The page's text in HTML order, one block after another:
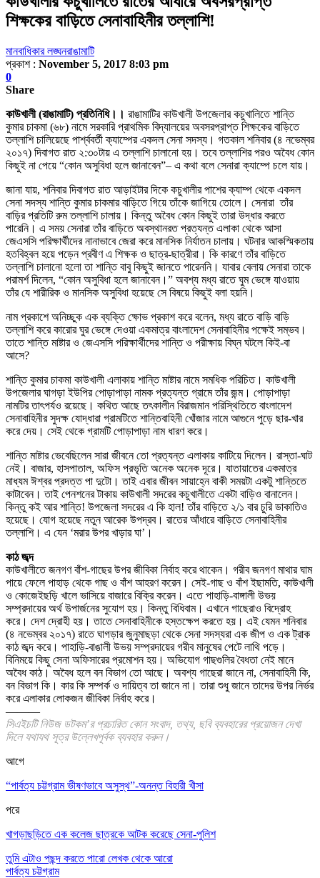
শিক্ষকের বাড়িতে সেনাবাহিনীর তল্লাশি!
মানবাধিকার লঙ্ঘনরাঙামাটি
প্রকাশ : November 5, 2017 8:03 pm
0
Share
কাউখালী (রাঙামাটি) প্রতিনিধি।। রাঙামাটির কাউখালী উপজেলার কচুখালিতে শান্তি
কুমার চাকমা (৬৮) নামে সরকারি প্রাথমিক বিদ্যালয়ের অবসরপ্রাপ্ত শিক্ষকের বাড়িতে
তল্লাশি চালিয়েছে পার্শ্ববর্তী ক্যাম্পের একদল সেনা সদস্য। গতকাল শনিবার (৪ নভেম্বর
২০১৭) দিবাগত রাত ২:৩০টায় এ তল্লাশি চালানো হয়। তবে তল্লাশির পরও অবৈধ কোন
কিছুই না পেয়ে “কোন অসুবিধা হলে জানাবেন”– এ কথা বলে সেনারা ক্যাম্পে চলে যায়।
জানা যায়, শনিবার দিবাগত রাত আড়াইটার দিকে কচুখালীর পাশের ক্যাম্প থেকে একদল
সেনা সদস্য শান্তি কুমার চাকমার বাড়িতে গিয়ে তাঁকে জাগিয়ে তোলে। সেনারা তাঁর
বাড়ির প্রতিটি রুম তল্লাশি চালায়। কিন্তু অবৈধ কোন কিছুই তারা উদ্ধার করতে
পারেনি। এ সময় সেনারা তাঁর বাড়িতে অবস্থানরত প্রত্যন্ত এলাকা থেকে আসা
জেএসসি পরিক্ষার্থীদের নানাভাবে জেরা করে মানসিক নির্যাতন চালায়। ঘটনার আকস্মিকতায়
হতবিহ্বল হয়ে পড়েন প্রবীণ এ শিক্ষক ও ছাত্র-ছাত্রীরা। কি কারণে তাঁর বাড়িতে
তল্লাশি চালানো হলো তা শান্তি বাবু কিছুই জানতে পারেননি। যাবার বেলায় সেনারা তাকে
পরামর্শ দিলেন, “কোন অসুবিধা হলে জানাবেন।” অবশ্য মধ্য রাতে ঘুম ভেঙ্গে যাওয়ায়
তাঁর যে শারীরিক ও মানসিক অসুবিধা হয়েছে সে বিষয়ে কিছুই বলা হয়নি।
নাম প্রকাশে অনিচ্ছুক এক ব্যক্তি ক্ষোভ প্রকাশ করে বলেন, মধ্য রাতে বাড়ি বাড়ি
তল্লাশি করে কারোর ঘুর ভেঙ্গে দেওয়া একমাত্র বাংলাদেশ সেনাবাহিনীর পক্ষেই সম্ভব।
তাতে শান্তি মাষ্টার ও জেএসসি পরিক্ষার্থীদের শান্তি ও পরীক্ষায় বিঘ্ন ঘটলে কিই-বা
আসে?
শান্তি কুমার চাকমা কাউখালী এলাকায় শান্তি মাষ্টার নামে সমধিক পরিচিত। কাউখালী
উপজেলার ঘাগড়া ইউপির পোড়াপাড়া নামক প্রত্যন্ত গ্রামে তাঁর জন্ম। পোড়াপাড়া
নামটির তাৎপর্যও রয়েছে। কথিত আছে তৎকালীন বিরাজমান পরিস্থিতিতে বাংলাদেশ
সেনাবাহিনীর সুদক্ষ যোদ্ধারা গ্রামটিতে শান্তিবাহিনী খোঁজার নামে আগুনে পুড়ে ছার-খার
করে দেয়। সেই থেকে গ্রামটি পোড়াপাড়া নাম ধারণ করে।
শান্তি মাষ্টার ভেবেছিলেন সারা জীবনে তো প্রত্যন্ত এলাকায় কাটিয়ে দিলেন। রাস্তা-ঘাট
নেই। বাজার, হাসপাতাল, অফিস প্রভৃতি অনেক অনেক দূরে। যাতায়াতের একমাত্র
মাধ্যম ঈশ্বর প্রদত্ত পা দুটো। তাই এবার জীবন সায়াহ্নে বাকী সময়টা একটু শান্তিতে
কাটাবেন। তাই পেনশনের টাকায় কাউখালী সদরের কচুখালীতে একটা বাড়িও বানালেন।
কিন্তু কই আর শান্তি! উপজেলা সদরের এ কি হাল! তাঁর বাড়িতে ২/১ বার চুরি ডাকাতিও
হয়েছে। যোগ হয়েছে নতুন আরেক উপদ্রব। রাতের আঁধারে বাড়িতে সেনাবাহিনীর
তল্লাশি। এ যেন ‘মরার উপর খাড়ার ঘা’।
কাঠ জব্দ
কাউখালীতে জনগণ বাঁশ-গাছের উপর জীবিকা নির্বাহ করে থাকেন। গরীব জনগণ মাথার ঘাম
পায়ে ফেলে পাহাড় থেকে গাছ ও বাঁশ আহরণ করেন। সেই-গাছ ও বাঁশ ইছামতি, কাউখালী
ও কোজেইছড়ি খালে ভাসিয়ে বাজারে বিক্রি করেন। এতে পাহাড়ি-বাঙ্গালী উভয়
সম্প্রদায়ের অর্থ উপার্জনের সুযোগ হয়। কিন্তু বিধিবাম। এখানে গাছেরাও বিদ্রোহ
করে। দেশ দ্রোহী হয়। তাতে সেনাবাহিনীকে হস্তক্ষেপ করতে হয়। এই যেমন শনিবার
(৪ নভেম্বর ২০১৭) রাতে ঘাগড়ার জুনুমাছড়া থেকে সেনা সদস্যরা এক জীপ ও এক ট্রাক
কাঠ জব্দ করে। পাহাড়ি-বাঙালী উভয় সম্প্রদায়ের গরীব মানুষের পেটে লাথি পড়ে।
বিনিময়ে কিছু সেনা অফিসারের প্রমোশন হয়। অভিযোগ গাছগুলির বৈধতা নেই মানে
অবৈধ কাঠ। অবৈধ হলে বন বিভাগ তো আছে। অবশ্য গাছেরা জানে না, সেনাবাহিনী কি,
বন বিভাগ কি। কার কি সম্পর্ক ও দায়িত্ব তা জানে না। তারা শুধু জানে তাদের উপর নির্ভর
করে এলাকার লোকজন জীবিকা নির্বাহ করে।
———
সিএইচটি নিউজ ডটকম’র প্রচারিত কোন সংবাদ, তথ্য, ছবি ব্যবহারের প্রয়োজন দেখা
দিলে যথাযথ সূত্র উল্লেখপূর্বক ব্যবহার করুন।
আগে
“পার্বত্য চট্টগ্রাম ভীষণভাবে অসুস্থ”-অনন্ত বিহারী খীসা
পরে
খাগড়াছড়িতে এক কলেজ ছাত্রকে আটক করেছে সেনা-পুলিশ
তুমি এটাও পছন্দ করতে পারো লেখক থেকে আরো
পার্বত্য চট্টগ্রাম